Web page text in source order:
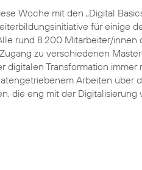
Woche mit den „Digital
für einige
rund 8.200 Mitarbeiter/innen
zu verschiedenen
digitalen Transformation immer
Arbeiten über
die eng mit der Digitalisierung